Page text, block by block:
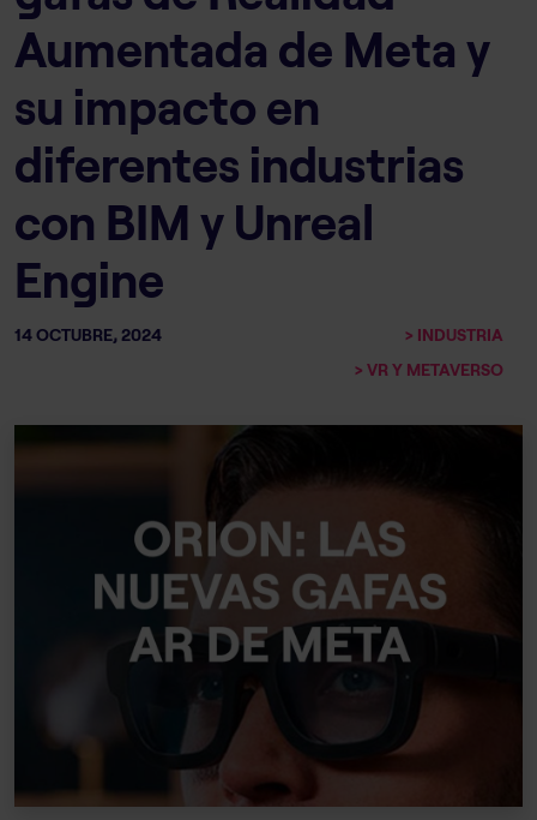
Aumentada de Meta y
su impacto en
diferentes industrias
con BIM y Unreal
Engine
14 OCTUBRE, 2024
> INDUSTRIA
> VR Y METAVERSO